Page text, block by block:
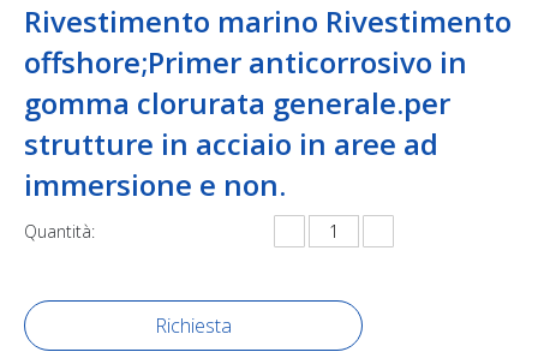
Rivestimento marino Rivestimento
offshore;Primer anticorrosivo in
gomma clorurata generale.per
strutture in acciaio in aree ad
immersione e non.
Quantità:
Richiesta